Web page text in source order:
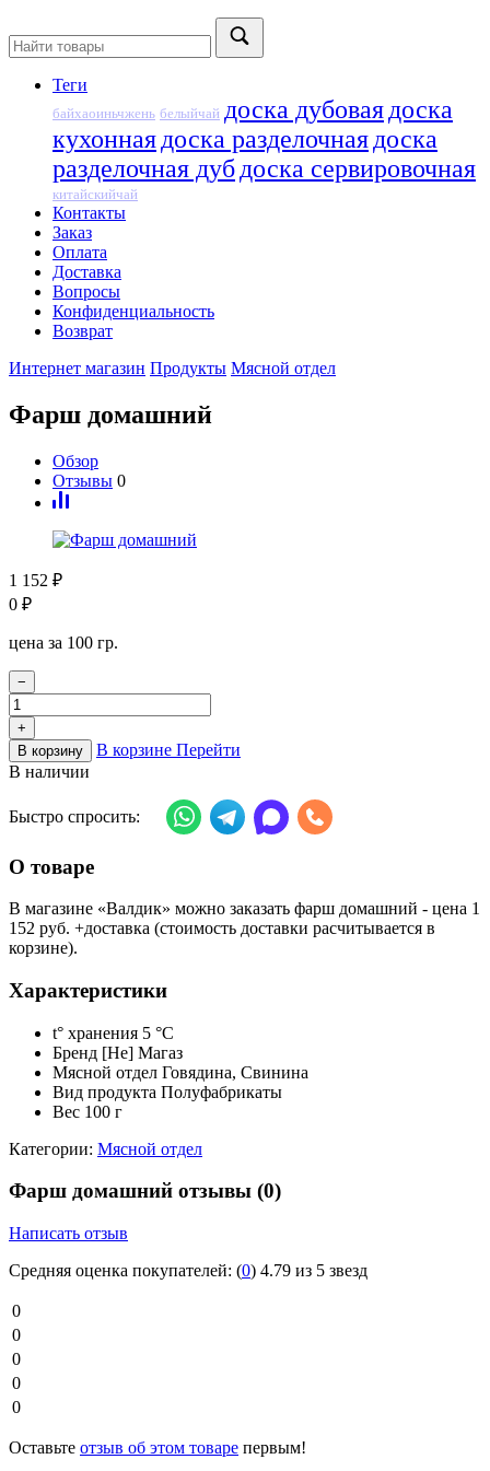
Теги
байхаоиньчжень белыйчай доска дубовая доска
кухонная доска разделочная доска
разделочная дуб доска сервировочная
китайскийчай
Контакты
Заказ
Оплата
Доставка
Вопросы
Конфиденциальность
Возврат
Интернет магазин Продукты Мясной отдел
Фарш домашний
Обзор
Отзывы 0
1 152 ₽
0 ₽
цена за 100 гр.
−
+
В корзину
В корзине Перейти
В наличии
Быстро спросить:
О товаре
В магазине «Валдик» можно заказать фарш домашний - цена 1
152 руб. +доставка (стоимость доставки расчитывается в
корзине).
Характеристики
t° хранения 5 °C
Бренд [Не] Магаз
Мясной отдел Говядина, Свинина
Вид продукта Полуфабрикаты
Вес 100 г
Категории: Мясной отдел
Фарш домашний отзывы (0)
Написать отзыв
Средняя оценка покупателей: (0) 4.79 из 5 звезд
0
0
0
0
0
Оставьте отзыв об этом товаре первым!